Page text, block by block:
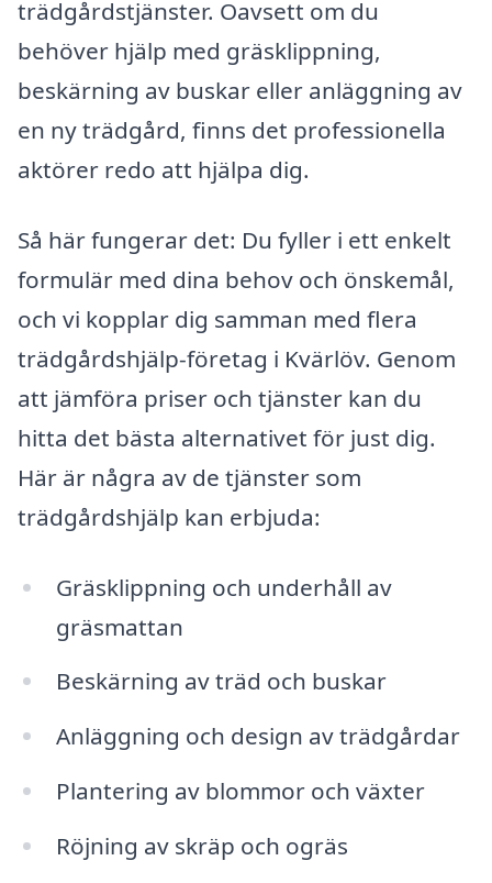
trädgårdstjänster. Oavsett om du
behöver hjälp med gräsklippning,
beskärning av buskar eller anläggning av
en ny trädgård, finns det professionella
aktörer redo att hjälpa dig.
Så här fungerar det: Du fyller i ett enkelt
formulär med dina behov och önskemål,
och vi kopplar dig samman med flera
trädgårdshjälp-företag i Kvärlöv. Genom
att jämföra priser och tjänster kan du
hitta det bästa alternativet för just dig.
Här är några av de tjänster som
trädgårdshjälp kan erbjuda:
Gräsklippning och underhåll av
gräsmattan
Beskärning av träd och buskar
Anläggning och design av trädgårdar
Plantering av blommor och växter
Röjning av skräp och ogräs